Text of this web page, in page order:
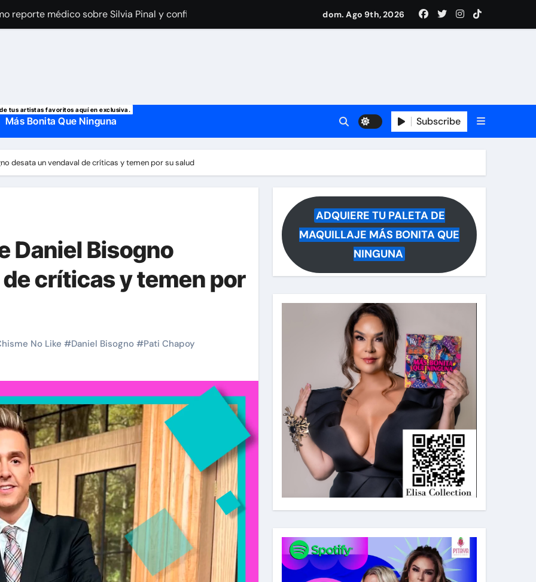
reporte médico sobre Silvia Pinal y confirma el día que saldrá del hospital
mensaje a Irina Baeva tras imágenes junto a Giovanni Medina y revela lo que muchos querían saber
la muerte de su primer esposo y su actual marido reacciona a la noticia
dom. Ago 9th, 2026
tus artistas favoritos aquí en exclusiva.
Más Bonita Que Ninguna Subscribe
desata un vendaval de críticas y temen por su salud
Daniel Bisogno
críticas y temen por
No Like #Daniel Bisogno #Pati Chapoy
ADQUIERE TU PALETA DE
MAQUILLAJE MÁS BONITA QUE
NINGUNA